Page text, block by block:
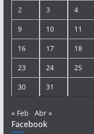
2 3 4
9 10 11
16 17 18
23 24 25
30 31
« Feb Abr »
Facebook